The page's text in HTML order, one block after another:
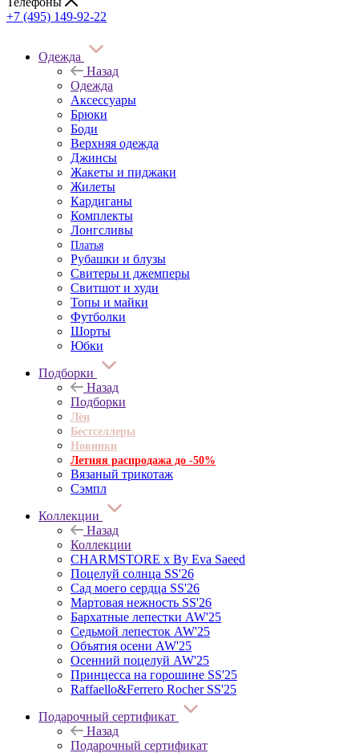
+7 (495) 149-92-22
Одежда
Назад
Одежда
Аксессуары
Брюки
Боди
Верхняя одежда
Джинсы
Жакеты и пиджаки
Жилеты
Кардиганы
Комплекты
Лонгсливы
Платья
Рубашки и блузы
Свитеры и джемперы
Свитшот и худи
Топы и майки
Футболки
Шорты
Юбки
Подборки
Назад
Подборки
Лён
Бестселлеры
Новинки
Летняя распродажа до -50%
Вязаный трикотаж
Сэмпл
Коллекции
Назад
Коллекции
CHARMSTORE х By Eva Saeed
Поцелуй солнца SS'26
Сад моего сердца SS'26
Мартовая нежность SS'26
Бархатные лепестки AW'25
Седьмой лепесток AW'25
Объятия осени AW'25
Осенний поцелуй AW'25
Принцесса на горошине SS'25
Raffaello&Ferrero Rocher SS'25
Подарочный сертификат
Назад
Подарочный сертификат